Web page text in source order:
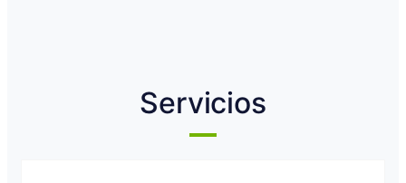
Servicios